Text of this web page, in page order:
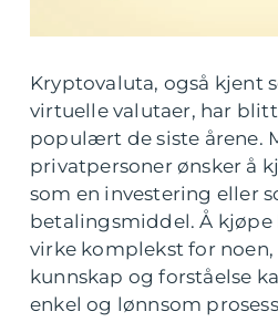
Kryptovaluta, også kjent
virtuelle valutaer, har
populært de siste årene.
privatpersoner ønsker å
som en investering eller
betalingsmiddel. Å kjøpe
virke komplekst for
kunnskap og forståelse
enkel og lønnsom